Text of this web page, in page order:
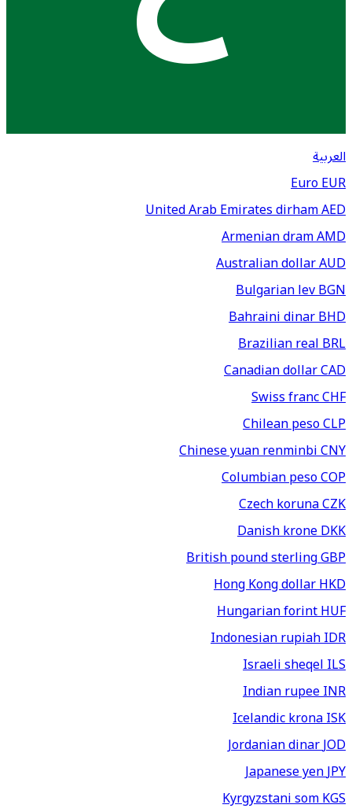
العربية
EuroEUR
United Arab Emirates dirhamAED
Armenian dramAMD
Australian dollarAUD
Bulgarian levBGN
Bahraini dinarBHD
Brazilian realBRL
Canadian dollarCAD
Swiss francCHF
Chilean pesoCLP
Chinese yuan renminbiCNY
Columbian pesoCOP
Czech korunaCZK
Danish kroneDKK
British pound sterlingGBP
Hong Kong dollarHKD
Hungarian forintHUF
Indonesian rupiahIDR
Israeli sheqelILS
Indian rupeeINR
Icelandic kronaISK
Jordanian dinarJOD
Japanese yenJPY
Kyrgyzstani somKGS